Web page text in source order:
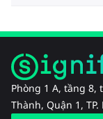
Phòng 1 A, tầng 8,
Thành, Quận 1, TP.